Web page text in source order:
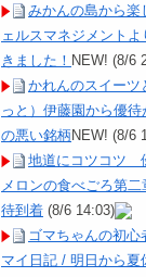
みかんの島から楽
ェルスマネジメント
きました！ NEW! (8/6
かれんのスイーツ
っと）伊藤園から優
の悪い銘柄NEW! (8/6
地道にコツコツ
メロンの食べごろ第
待到着 (8/6 14:03)
ゴマちゃんの初
マイ日記 / 明日から夏